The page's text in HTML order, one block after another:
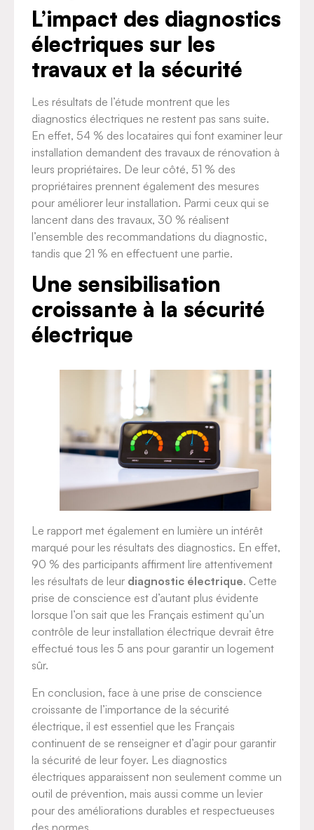
L’impact des diagnostics
électriques sur les
travaux et la sécurité
Les résultats de l’étude montrent que les
diagnostics électriques ne restent pas sans suite.
En effet, 54 % des locataires qui font examiner leur
installation demandent des travaux de rénovation à
leurs propriétaires. De leur côté, 51 % des
propriétaires prennent également des mesures
pour améliorer leur installation. Parmi ceux qui se
lancent dans des travaux, 30 % réalisent
l’ensemble des recommandations du diagnostic,
tandis que 21 % en effectuent une partie.
Une sensibilisation
croissante à la sécurité
électrique
Le rapport met également en lumière un intérêt
marqué pour les résultats des diagnostics. En effet,
90 % des participants affirment lire attentivement
les résultats de leur diagnostic électrique. Cette
prise de conscience est d’autant plus évidente
lorsque l’on sait que les Français estiment qu’un
contrôle de leur installation électrique devrait être
effectué tous les 5 ans pour garantir un logement
sûr.
En conclusion, face à une prise de conscience
croissante de l’importance de la sécurité
électrique, il est essentiel que les Français
continuent de se renseigner et d’agir pour garantir
la sécurité de leur foyer. Les diagnostics
électriques apparaissent non seulement comme un
outil de prévention, mais aussi comme un levier
pour des améliorations durables et respectueuses
des normes.